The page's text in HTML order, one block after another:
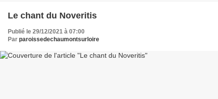
Le chant du Noveritis
Publié le 29/12/2021 à 07:00
Par paroissedechaumontsurloire